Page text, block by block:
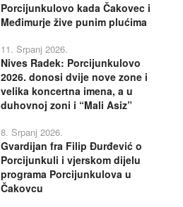
Porcijunkulovo kada Čakovec i
Međimurje žive punim plućima
11. Srpanj 2026.
Nives Radek: Porcijunkulovo
2026. donosi dvije nove zone i
velika koncertna imena, a u
duhovnoj zoni i “Mali Asiz”
8. Srpanj 2026.
Gvardijan fra Filip Đurđević o
Porcijunkuli i vjerskom dijelu
programa Porcijunkulova u
Čakovcu